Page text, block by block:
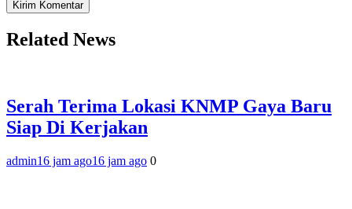
Related News
Serah Terima Lokasi KNMP Gaya Baru
Siap Di Kerjakan
admin16 jam ago16 jam ago 0